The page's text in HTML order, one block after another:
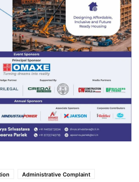
Administrative Complaint